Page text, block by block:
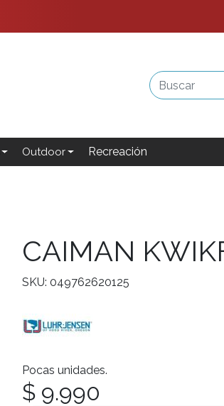
Outdoor Recreación
CAIMAN
SKU: 049762620125
Pocas unidades.
$ 9.990